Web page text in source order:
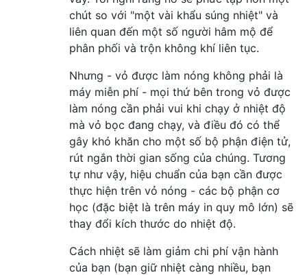
chút so với "một vài khẩu súng nhiệt" và
liên quan đến một số người hâm mộ để
phân phối và trộn không khí liên tục.
Nhưng - vỏ được làm nóng không phải là
máy miễn phí - mọi thứ bên trong vỏ được
làm nóng cần phải vui khi chạy ở nhiệt độ
mà vỏ bọc đang chạy, và điều đó có thể
gây khó khăn cho một số bộ phận điện tử,
rút ​​ngắn thời gian sống của chúng. Tương
tự như vậy, hiệu chuẩn của bạn cần được
thực hiện trên vỏ nóng - các bộ phận cơ
học (đặc biệt là trên máy in quy mô lớn) sẽ
thay đổi kích thước do nhiệt độ.
Cách nhiệt sẽ làm giảm chi phí vận hành
của bạn (bạn giữ nhiệt càng nhiều, bạn